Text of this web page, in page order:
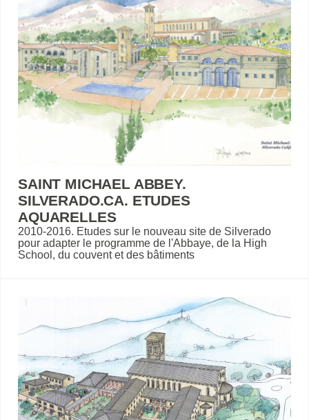
SAINT MICHAEL ABBEY.
SILVERADO.CA. ETUDES
AQUARELLES
2010-2016. Etudes sur le nouveau site de Silverado
pour adapter le programme de l'Abbaye, de la High
School, du couvent et des bâtiments